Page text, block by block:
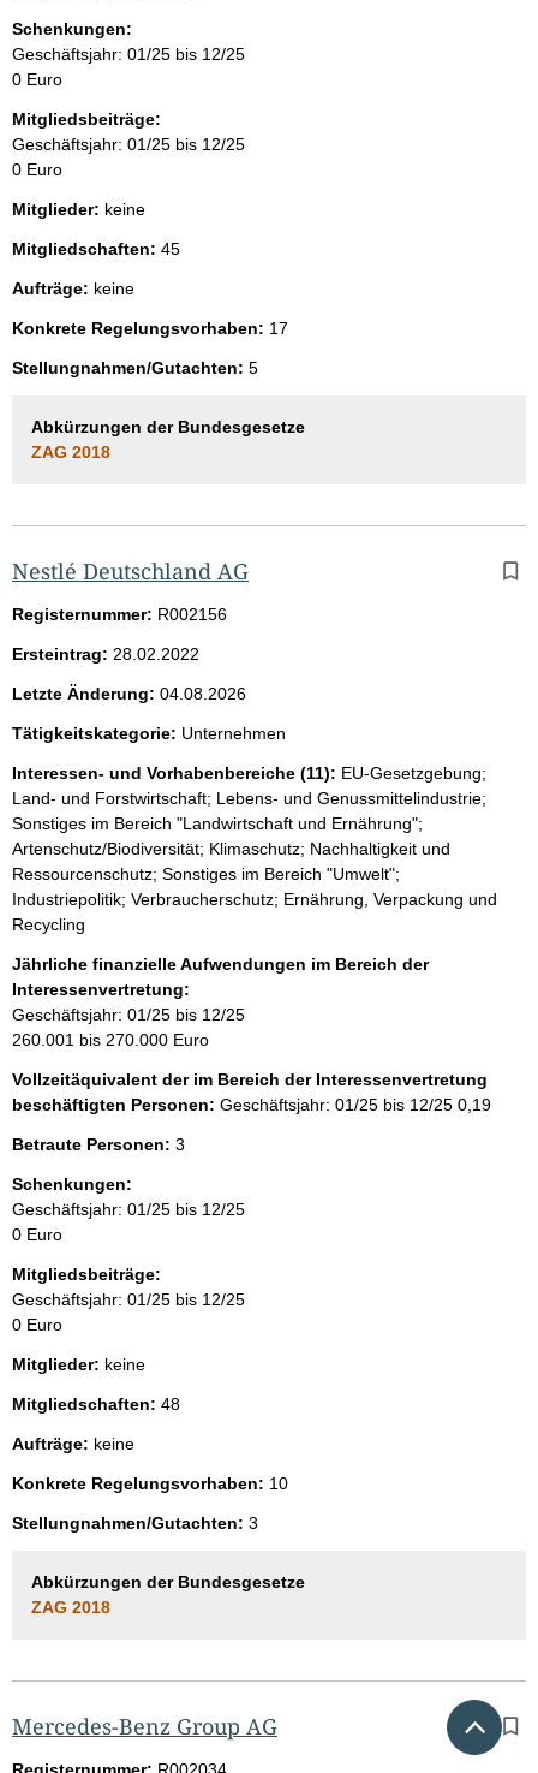
Schenkungen:
Geschäftsjahr: 01/25 bis 12/25
0 Euro
Mitgliedsbeiträge:
Geschäftsjahr: 01/25 bis 12/25
0 Euro
Mitglieder: keine
Mitgliedschaften: 45
Aufträge: keine
Konkrete Regelungsvorhaben: 17
Stellungnahmen/Gutachten: 5
Abkürzungen der Bundesgesetze
ZAG 2018
Nestlé Deutschland AG
Registernummer: R002156
Ersteintrag: 28.02.2022
Letzte Änderung: 04.08.2026
Tätigkeitskategorie: Unternehmen
Interessen- und Vorhabenbereiche (11): EU-Gesetzgebung;
Land- und Forstwirtschaft; Lebens- und Genussmittelindustrie;
Sonstiges im Bereich "Landwirtschaft und Ernährung";
Artenschutz/Biodiversität; Klimaschutz; Nachhaltigkeit und
Ressourcenschutz; Sonstiges im Bereich "Umwelt";
Industriepolitik; Verbraucherschutz; Ernährung, Verpackung und
Recycling
Jährliche finanzielle Aufwendungen im Bereich der
Interessenvertretung:
Geschäftsjahr: 01/25 bis 12/25
260.001 bis 270.000 Euro
Vollzeitäquivalent der im Bereich der Interessenvertretung
beschäftigten Personen: Geschäftsjahr: 01/25 bis 12/25 0,19
Betraute Personen: 3
Schenkungen:
Geschäftsjahr: 01/25 bis 12/25
0 Euro
Mitgliedsbeiträge:
Geschäftsjahr: 01/25 bis 12/25
0 Euro
Mitglieder: keine
Mitgliedschaften: 48
Aufträge: keine
Konkrete Regelungsvorhaben: 10
Stellungnahmen/Gutachten: 3
Abkürzungen der Bundesgesetze
ZAG 2018
Mercedes-Benz Group AG
Registernummer: R002034